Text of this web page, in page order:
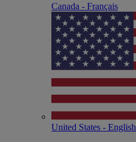
Canada - Français
United States - English